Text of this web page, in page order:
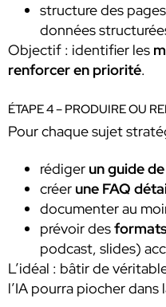
structure des
données
Objectif : identifier les
renforcer en priorité.
ÉTAPE 4 – PRODUIRE OU
Pour chaque sujet
rédiger un guide
créer une FAQ
documenter au
prévoir des
podcast, slides)
L’idéal : bâtir de
l’IA pourra piocher dans